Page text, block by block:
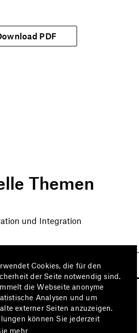
PDF
Themen
und Integration
Cookies, die für den
der Seite notwendig sind.
die Webseite anonyme
Analysen und um
externer Seiten anzuzeigen.
können Sie jederzeit
mehr